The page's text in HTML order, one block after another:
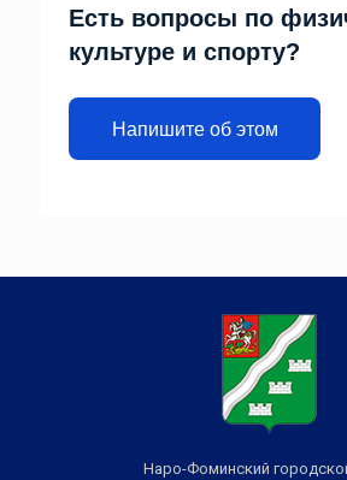
Есть вопросы по
культуре и спорту?
Напишите об этом
Наро-Фоминский